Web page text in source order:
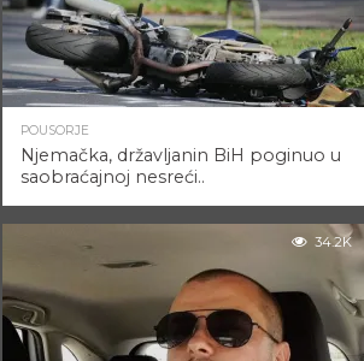
POUSORJE
Njemačka, državljanin BiH poginuo u
saobraćajnoj nesreći..
34.2K